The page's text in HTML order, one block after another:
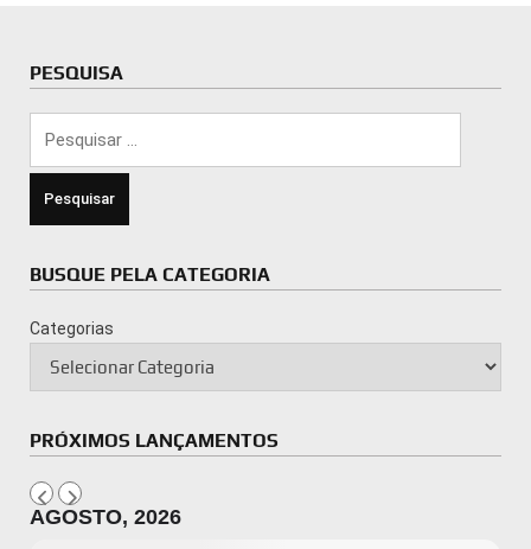
PESQUISA
BUSQUE PELA CATEGORIA
Categorias
PRÓXIMOS LANÇAMENTOS
AGOSTO, 2026